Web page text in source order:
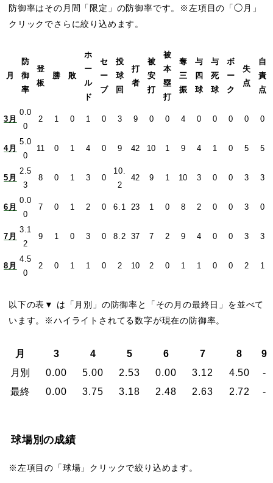
防御率はその月間「限定」の防御率です。※左項目の「◯月」
クリックでさらに絞り込めます。
月
防
御
率
登
板
勝 敗
ホ
ー
ル
ド
セ
ー
ブ
投
球
回
打
者
被
安
打
被
本
塁
打
奪
三
振
与
四
球
与
死
球
ボ
ー
ク
失
点
自
責
点
3月
0.0
0
2 1 0 1 0 3 9 0 0 4 0 0 0 0 0
4月
5.0
0
11 0 1 4 0 9 42 10 1 9 4 1 0 5 5
5月
2.5
3
8 0 1 3 0
10.
2
42 9 1 10 3 0 0 3 3
6月
0.0
0
7 0 1 2 0 6.1 23 1 0 8 2 0 0 3 0
7月
3.1
2
9 1 0 3 0 8.2 37 7 2 9 4 0 0 3 3
8月
4.5
0
2 0 1 1 0 2 10 2 0 1 1 0 0 2 1
以下の表▼ は「月別」の防御率と「その月の最終日」を並べて
います。※ハイライトされてる数字が現在の防御率。
月 3 4 5 6 7 8
9
月別
0.00 5.00 2.53 0.00 3.12 4.50
-
最終
0.00 3.75 3.18 2.48 2.63 2.72 -
球場別の成績
※左項目の「球場」クリックで絞り込めます。